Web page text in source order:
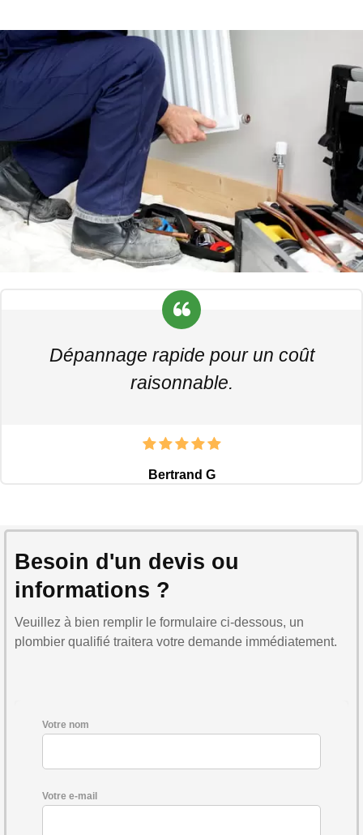
Dépannage rapide pour un coût
raisonnable.
Bertrand G
Besoin d'un devis ou
informations ?
Veuillez à bien remplir le formulaire ci-dessous, un
plombier qualifié traitera votre demande immédiatement.
Votre nom
Votre e-mail